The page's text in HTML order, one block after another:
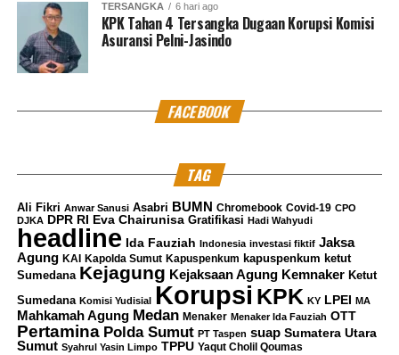
TERSANGKA 6 hari ago
KPK Tahan 4 Tersangka Dugaan Korupsi Komisi
Asuransi Pelni-Jasindo
FACEBOOK
TAG
Ali Fikri Anwar Sanusi Asabri BUMN Chromebook Covid-19 CPO
DJKA
DPR RI Eva Chairunisa Gratifikasi Hadi Wahyudi
headline Ida Fauziah Indonesia investasi fiktif Jaksa
Agung KAI Kapolda Sumut Kapuspenkum kapuspenkum ketut
Sumedana Kejagung Kejaksaan Agung Kemnaker Ketut
Sumedana Komisi Yudisial Korupsi KPK KY LPEI MA
Mahkamah Agung Medan Menaker Menaker Ida Fauziah OTT
Pertamina Polda Sumut PT Taspen suap Sumatera Utara
Sumut Syahrul Yasin Limpo TPPU Yaqut Cholil Qoumas